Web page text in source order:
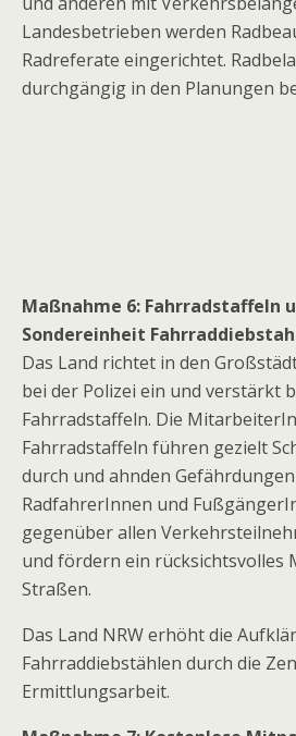
Landesbetrieben werden
Radreferate eingerichtet.
durchgängig in den Planungen
Maßnahme 6: Fahrradstaffeln
Sondereinheit
Das Land richtet in den
bei der Polizei ein und verstärkt
Fahrradstaffeln. Die
Fahrradstaffeln führen gezielt
durch und ahnden
RadfahrerInnen und
gegenüber allen
und fördern ein rücksichtsvolles
Straßen.
Das Land NRW erhöht die
Fahrraddiebstählen durch die
Ermittlungsarbeit.